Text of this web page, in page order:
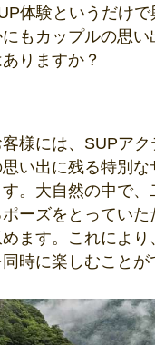
体験というだけ
もカップルの思い
りますか？
様には、SUPアク
い出に残る特別な
。大自然の中で、
ーズをとっていた
ます。これにより
時に楽しむことが